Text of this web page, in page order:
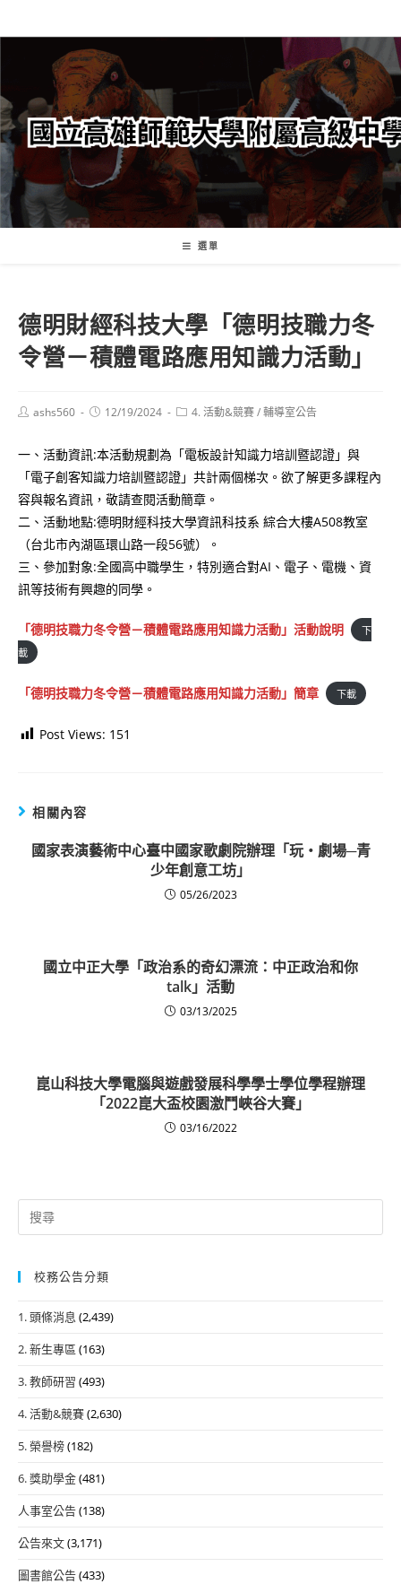
轉
要
內
容
選單
德明財經科技大學「德明技職力冬
令營－積體電路應用知識力活動」
Postashs560
Post12/19/2024
Post4. 活動&競賽/輔導室公告
一、活動資訊:本活動規劃為「電板設計知識力培訓暨認證」與
「電子創客知識力培訓暨認證」共計兩個梯次。欲了解更多課程內
容與報名資訊，敬請查閱活動簡章。
二、活動地點:德明財經科技大學資訊科技系 綜合大樓A508教室
（台北市內湖區環山路一段56號）。
三、參加對象:全國高中職學生，特別適合對AI、電子、電機、資
訊等技術有興趣的同學。
「德明技職力冬令營－積體電路應用知識力活動」活動說明
下
載
「德明技職力冬令營－積體電路應用知識力活動」簡章 下載
Post Views: 151
相關內容
國家表演藝術中心臺中國家歌劇院辦理「玩‧劇場─青
少年創意工坊」
05/26/2023
國立中正大學「政治系的奇幻漂流：中正政治和你
talk」活動
03/13/2025
崑山科技大學電腦與遊戲發展科學學士學位學程辦理
「2022崑大盃校園激鬥峽谷大賽」
03/16/2022
Search
for:
校務公告分類
1. 頭條消息 (2,439)
2. 新生專區 (163)
3. 教師研習 (493)
4. 活動&競賽(2,630)
5. 榮譽榜(182)
6. 獎助學金(481)
人事室公告(138)
公告來文(3,171)
圖書館公告(433)